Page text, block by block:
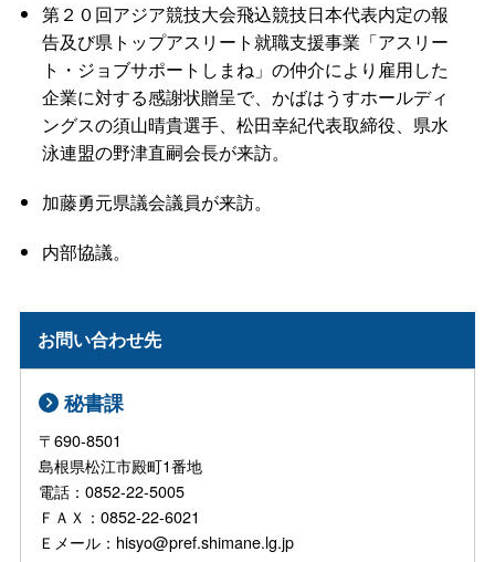
第２０回アジア競技大会飛込競技日本代表内定の報
告及び県トップアスリート就職支援事業「アスリー
ト・ジョブサポートしまね」の仲介により雇用した
企業に対する感謝状贈呈で、かばはうすホールディ
ングスの須山晴貴選手、松田幸紀代表取締役、県水
泳連盟の野津直嗣会長が来訪。
加藤勇元県議会議員が来訪。
内部協議。
お問い合わせ先
秘書課
〒690-8501
島根県松江市殿町1番地
電話：0852-22-5005
ＦＡＸ：0852-22-6021
Ｅメール：hisyo@pref.shimane.lg.jp